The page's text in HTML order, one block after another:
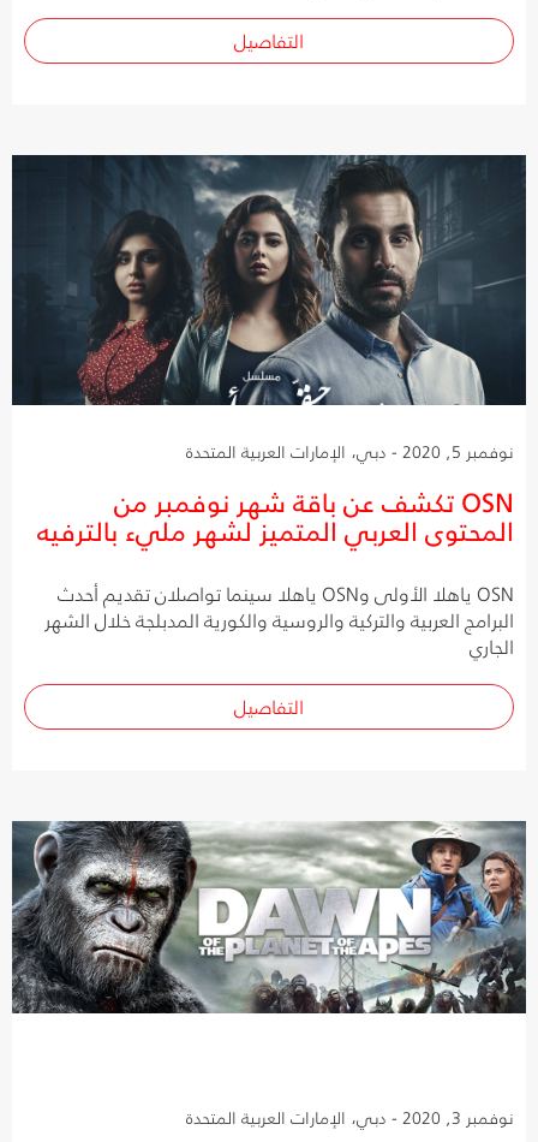
التفاصيل
نوفمبر 5, 2020 - دبي، الإمارات العربية المتحدة
OSN تكشف عن باقة شهر نوفمبر من
المحتوى العربي المتميز لشهر مليء بالترفيه
OSN ياهلا الأولى وOSN ياهلا سينما تواصلان تقديم أحدث
البرامج العربية والتركية والروسية والكورية المدبلجة خلال الشهر
الجاري
التفاصيل
نوفمبر 3, 2020 - دبي، الإمارات العربية المتحدة